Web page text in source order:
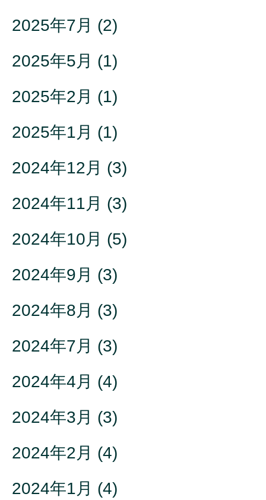
2025年7月 (2)
2025年5月 (1)
2025年2月 (1)
2025年1月 (1)
2024年12月 (3)
2024年11月 (3)
2024年10月 (5)
2024年9月 (3)
2024年8月 (3)
2024年7月 (3)
2024年4月 (4)
2024年3月 (3)
2024年2月 (4)
2024年1月 (4)